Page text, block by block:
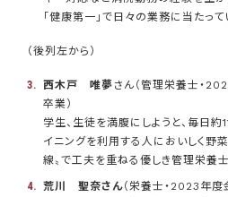
「健康第一」で日々の業務に当たって
（後列左から）
西木戸 唯夢さん（管理栄養士・
卒業）
学生、生徒を満腹にしようと、毎日
イニングを利用する人においしく野
線〟で工夫を重ねる優しき管理栄養士
荒川 聖奈さん（栄養士・2023年